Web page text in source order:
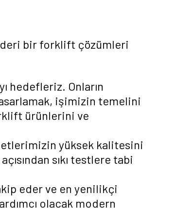
bir forklift çözümleri
hedefleriz. Onların
işimizin temelini
ürünlerini ve
yüksek kalitesini
sıkı testlere tabi
eder ve en yenilikçi
olacak modern